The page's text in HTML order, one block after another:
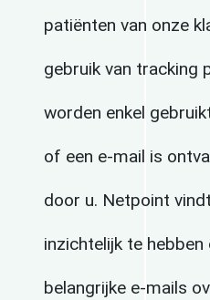
patiënten van onze
gebruik van tracking
worden enkel
of een e-mail is
door u. Netpoint
inzichtelijk te
belangrijke e-mails